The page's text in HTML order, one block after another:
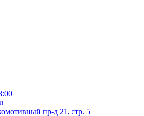
пр-д 21, стр. 5